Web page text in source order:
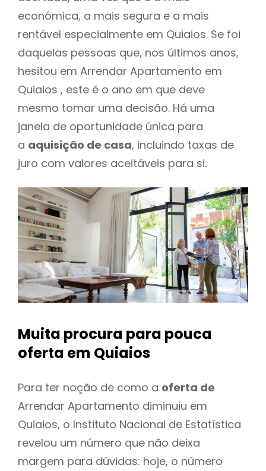
económica, a mais segura e a mais
rentável especialmente em Quiaios. Se foi
daquelas pessoas que, nos últimos anos,
hesitou em Arrendar Apartamento em
Quiaios , este é o ano em que deve
mesmo tomar uma decisão. Há uma
janela de oportunidade única para
a aquisição de casa, incluindo taxas de
juro com valores aceitáveis para si.
Muita procura para pouca
oferta em Quiaios
Para ter noção de como a oferta de
Arrendar Apartamento diminuiu em
Quiaios, o Instituto Nacional de Estatística
revelou um número que não deixa
margem para dúvidas: hoje, o número